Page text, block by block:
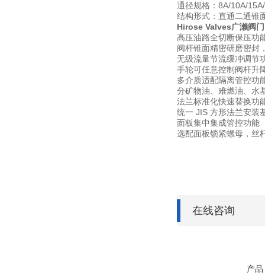
通径规格：8A/10A/
结构形式：直通二通锥
Hirose Valves广濑阀
高压油路全切断保压功
阀杆锥面精密研磨密封
无级流量节流缓冲调节
手轮可任意控制阀杆升
多介质适配隔离管控功
分矿物油、难燃油、水
法兰标准化快速替换功
统一 JIS 方形法兰安装
面板集中集成管控功能
选配面板锁紧螺母，丝
在线咨询
产品